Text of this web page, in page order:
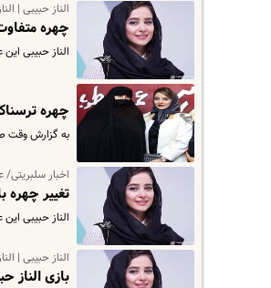
الناز حبیبی |
چهره
الناز حبیبی
چهره
به گزارش وقت
اخبار
تغییر چهره
الناز حبیبی
الناز حبیبی |
بازی